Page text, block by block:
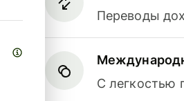
Переводы
С легкостью